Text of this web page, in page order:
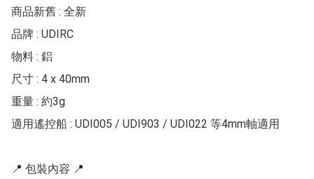
商品新舊 : 全新
品牌 : UDIRC
物料 : 鋁
尺寸 : 4 x 40mm
重量 : 約3g
適用遙控船 : UDI005 / UDI903 / UDI022 等4mm軸適用
📍 包裝內容 📍